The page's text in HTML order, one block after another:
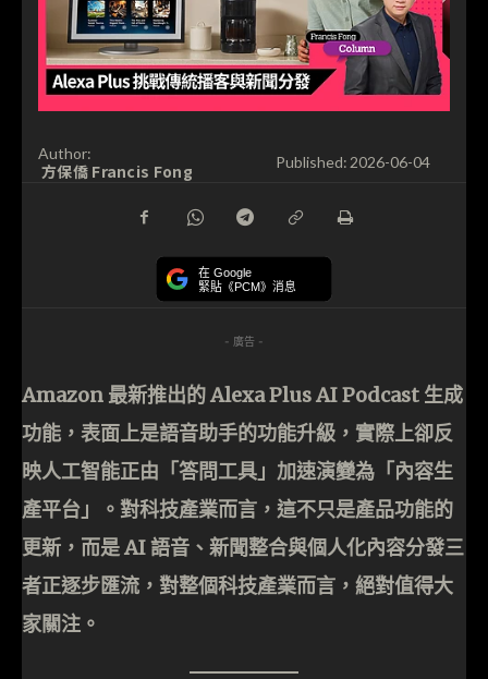
Author:
方保僑 Francis Fong Published: 2026-06-04
在 Google
緊貼《PCM》消息
- 廣告 -
Amazon 最新推出的 Alexa Plus AI Podcast 生成
功能，表面上是語音助手的功能升級，實際上卻反
映人工智能正由「答問工具」加速演變為「內容生
產平台」。對科技產業而言，這不只是產品功能的
更新，而是 AI 語音、新聞整合與個人化內容分發三
者正逐步匯流，對整個科技產業而言，絕對值得大
家關注。